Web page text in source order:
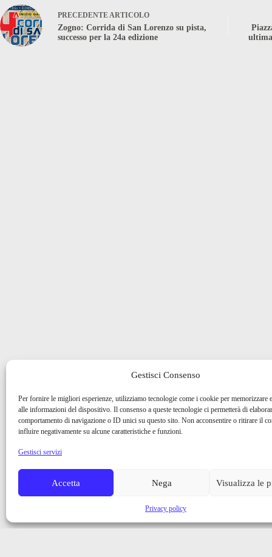
Gestisci Consenso
Per fornire le migliori esperienze, utilizziamo tecnologie come i cookie per memorizzare
alle informazioni del dispositivo. Il consenso a queste tecnologie ci permetterà di
comportamento di navigazione o ID unici su questo sito. Non acconsentire o ritirare il
influire negativamente su alcune caratteristiche e funzioni.
Gestisci servizi
Accetta Nega Visualizza le
Privacy policy
PRECEDENTE ARTICOLO
Zogno: Corrida di San Lorenzo su pista,
successo per la 24a edizione